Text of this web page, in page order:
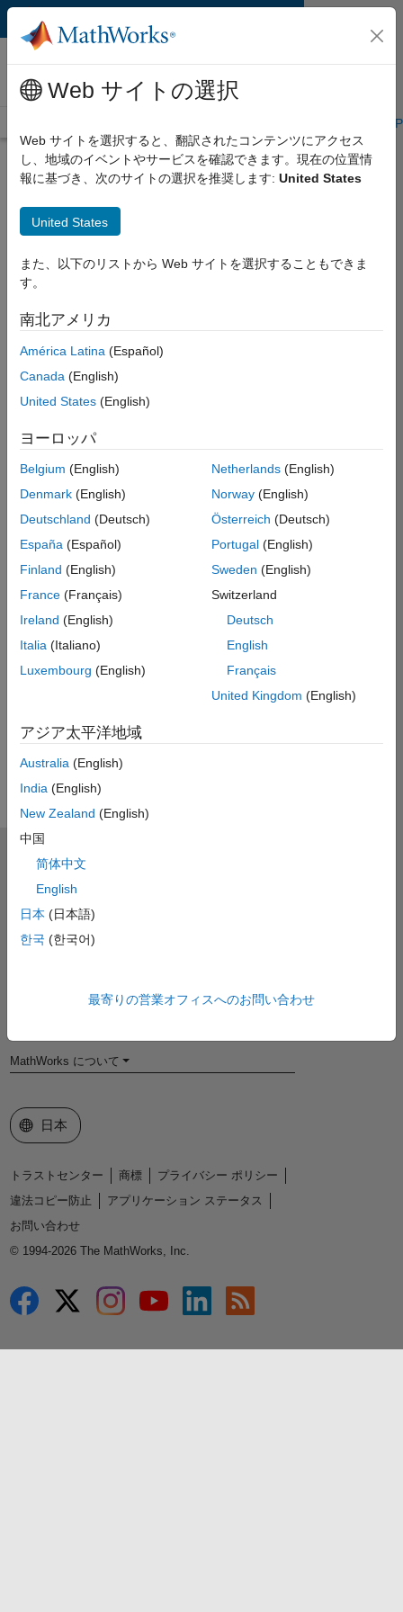
コンテンツへスキップ
MATLAB and Simulink
Requirements
Product Requirements &
Spreadsheet Link (for
Windows
Product Requirements
Requires Excel 2013 or later
Eligible for Use with MATLAB Compiler
and Simulink Compiler
No
Eligible for Use with Parallel Computing
Toolbox and MATLAB Parallel Server
Introduced in R2008a
Select product
Web サイトの選択
Web サイトを選択すると、翻訳されたコンテンツにアクセス
し、地域のイベントやサービスを確認できます。現在の位置情
報に基づき、次のサイトの選択を推奨します: United States
United States
また、以下のリストから Web サイトを選択することもできま
す。
南北アメリカ
América Latina (Español)
Canada (English)
United States (English)
ヨーロッパ
Belgium (English)
Denmark (English)
Deutschland (Deutsch)
España (Español)
Finland (English)
France (Français)
Ireland (English)
Italia (Italiano)
Luxembourg (English)
Netherlands(English)
Norway(English)
Österreich (Deutsch)
Portugal(English)
Sweden (English)
Switzerland
Deutsch
English
Français
United Kingdom (English)
アジア太平洋地域
Australia (English)
India (English)
New Zealand (English)
中国
简体中文
English
日本 (日本語)
한국 (한국어)
最寄りの営業オフィスへのお問い合わせ
MathWorks
製品を見る
MathWorks について
Web サイトの選択
日本
トラストセンター 商標
プライバシー ポリシー
違法コピー防止
アプリケーション ステータス
お問い合わせ
© 1994-2026 The MathWorks, Inc.